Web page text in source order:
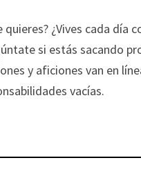
¿Vives cada día
si estás sacando
y aficiones van en
vacías.